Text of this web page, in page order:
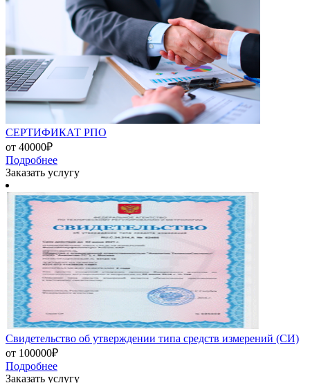
СЕРТИФИКАТ РПО
от 40000₽
Подробнее
Заказать услугу
Свидетельство об утверждении типа средств измерений (СИ)
от 100000₽
Подробнее
Заказать услугу